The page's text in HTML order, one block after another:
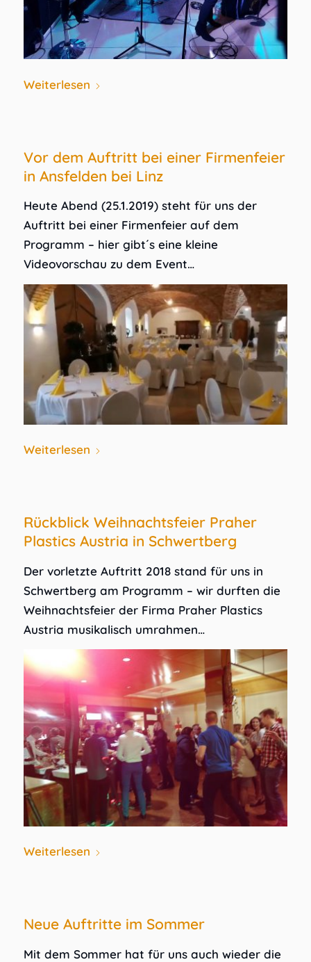
Weiterlesen
Vor dem Auftritt bei einer Firmenfeier
in Ansfelden bei Linz
Heute Abend (25.1.2019) steht für uns der
Auftritt bei einer Firmenfeier auf dem
Programm – hier gibt´s eine kleine
Videovorschau zu dem Event…
Weiterlesen
Rückblick Weihnachtsfeier Praher
Plastics Austria in Schwertberg
Der vorletzte Auftritt 2018 stand für uns in
Schwertberg am Programm – wir durften die
Weihnachtsfeier der Firma Praher Plastics
Austria musikalisch umrahmen…
Weiterlesen
Neue Auftritte im Sommer
Mit dem Sommer hat für uns auch wieder die